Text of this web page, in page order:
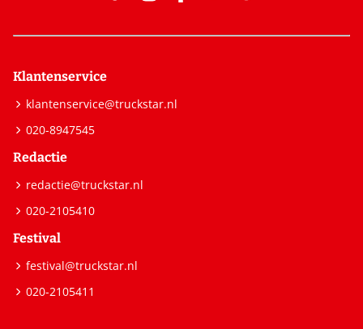
Klantenservice
klantenservice@truckstar.nl
020-8947545
Redactie
redactie@truckstar.nl
020-2105410
Festival
festival@truckstar.nl
020-2105411